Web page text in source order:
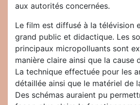
aux autorités concernées.
Le film est diffusé à la télévision
grand public et didactique. Les
principaux micropolluants sont
manière claire ainsi que la cause
La technique effectuée pour les
détaillée ainsi que le matériel de
Des schémas auraient pu